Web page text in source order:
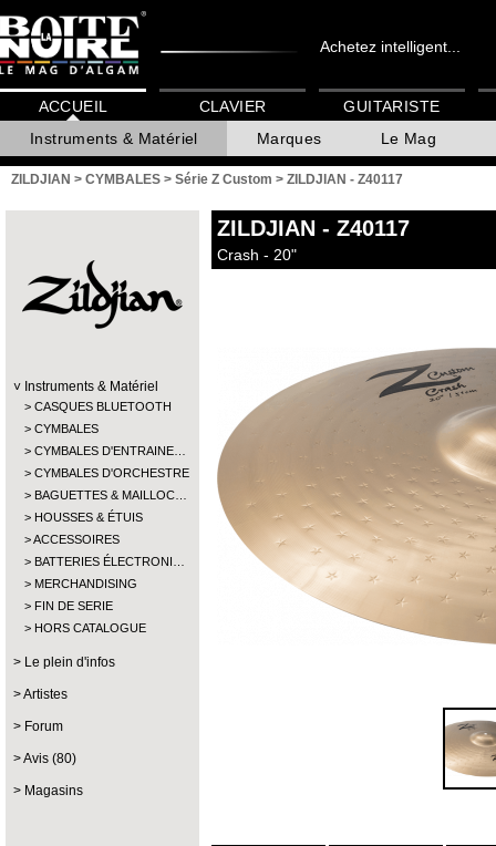
Achetez intelligent...
ACCUEIL
Instruments & Matériel
Marques Le Mag
CLAVIER GUITARISTE
ZILDJIAN > CYMBALES > Série Z Custom > ZILDJIAN - Z40117
Instruments & Matériel
CASQUES BLUETOOTH
CYMBALES
CYMBALES D'ENTRAINE…
CYMBALES D'ORCHESTRE
BAGUETTES & MAILLOC…
HOUSSES & ÉTUIS
ACCESSOIRES
BATTERIES ÉLECTRONI…
MERCHANDISING
FIN DE SERIE
HORS CATALOGUE
Le plein d'infos
Artistes
Forum
Avis (80)
Magasins
ZILDJIAN - Z40117
Crash - 20"